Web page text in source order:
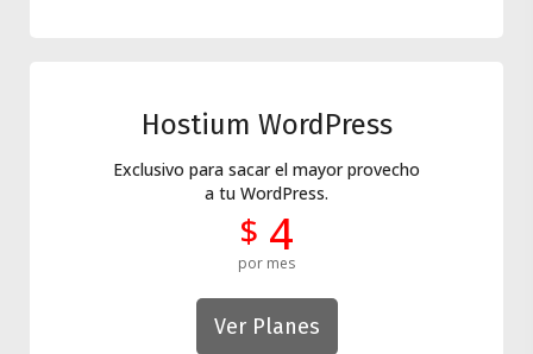
Hostium WordPress
Exclusivo para sacar el mayor provecho
a tu WordPress.
$ 4
por mes
Ver Planes